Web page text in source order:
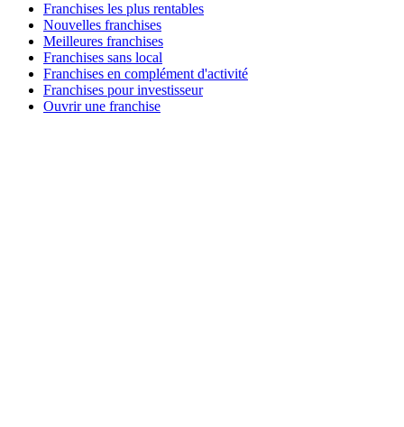
Franchises les plus rentables
Nouvelles franchises
Meilleures franchises
Franchises sans local
Franchises en complément d'activité
Franchises pour investisseur
Ouvrir une franchise